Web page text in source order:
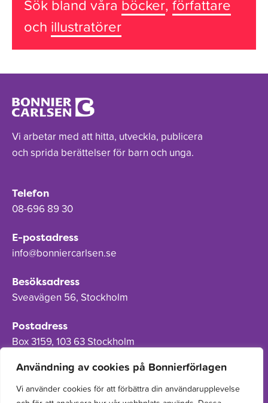
Användning av cookies på Bonnierförlagen
Vi använder cookies för att förbättra din användarupplevelse
Sök bland våra böcker, författare
och illustratörer
Vi arbetar med att hitta, utveckla, publicera
och sprida berättelser för barn och unga.
Telefon
08-696 89 30
E-postadress
info@bonniercarlsen.se
Besöksadress
Sveavägen 56, Stockholm
Postadress
Box 3159, 103 63 Stockholm